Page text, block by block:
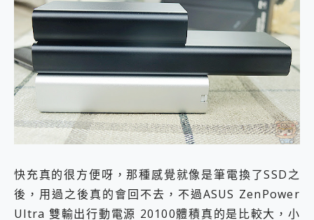
快充真的很方便呀，那種感覺就像是筆電換了SSD之
後，用過之後真的會回不去，不過ASUS ZenPower
Ultra 雙輸出行動電源 20100體積真的是比較大，小